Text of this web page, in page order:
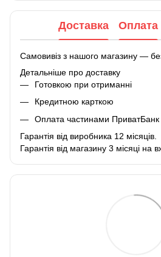
Доставка Оплата
Самовивіз з нашого магазину —
Детальніше про доставку
Готовкою при отриманні
Кредитною карткою
Оплата частинами
Гарантія від виробника 12 місяців.
Гарантія від магазину 3 місяці на